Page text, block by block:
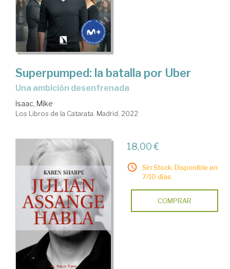
Superpumped: la batalla por Uber
una ambición desenfrenada
Isaac, Mike
Los Libros de la Catarata. Madrid, 2022
18,00 €
Sin Stock. Disponible en
7/10 días.
COMPRAR